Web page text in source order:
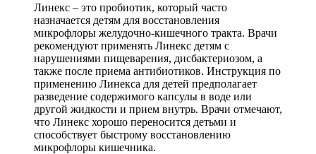
Линекс – это пробиотик, который часто
назначается детям для восстановления
микрофлоры желудочно-кишечного тракта. Врачи
рекомендуют применять Линекс детям с
нарушениями пищеварения, дисбактериозом, а
также после приема антибиотиков. Инструкция по
применению Линекса для детей предполагает
разведение содержимого капсулы в воде или
другой жидкости и прием внутрь. Врачи отмечают,
что Линекс хорошо переносится детьми и
способствует быстрому восстановлению
микрофлоры кишечника.